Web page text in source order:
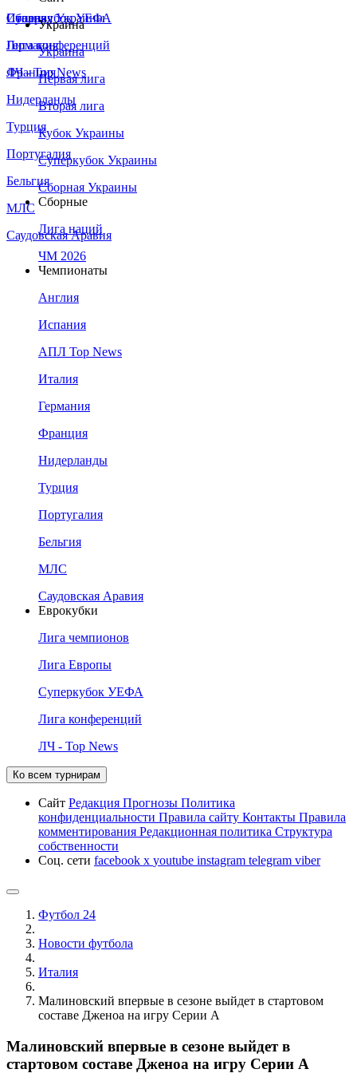
Сборная Украины
Италия
Германия
Франция
Нидерланды
Турция
Португалия
Бельгия
МЛС
Саудовская Аравия
Суперкубок УЕФА
Лига конференций
ЛЧ - Top News
Украина
Украина
Первая лига
Вторая лига
Кубок Украины
Суперкубок Украины
Сборная Украины
Сборные
Лига наций
ЧМ 2026
Чемпионаты
Англия
Испания
АПЛ Top News
Италия
Германия
Франция
Нидерланды
Турция
Португалия
Бельгия
МЛС
Саудовская Аравия
Еврокубки
Лига чемпионов
Лига Европы
Суперкубок УЕФА
Лига конференций
ЛЧ - Top News
Ко всем турнирам
Сайт Редакция Прогнозы Политика
конфиденциальности Правила сайту Контакты Правила
комментирования Редакционная политика Структура
собственности
Соц. сети facebook x youtube instagram telegram viber
Футбол 24
Новости футбола
Италия
Малиновский впервые в сезоне выйдет в стартовом
составе Дженоа на игру Серии А
Малиновский впервые в сезоне выйдет в
стартовом составе Дженоа на игру Серии А